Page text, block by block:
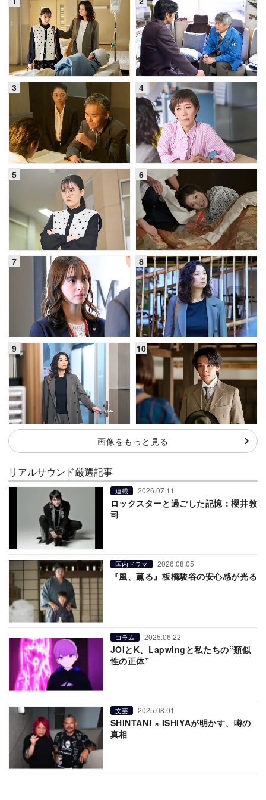
画像をもっと見る
リアルサウンド厳選記事
連載 2026.07.11
ロックスターと過ごした記憶：櫻井敦
司
国内ドラマ 2026.08.05
『風、薫る』板橋駿谷の安心感が光る
コラム 2025.06.22
JOIとK、Lapwingと私たちの“類似
性の正体”
文芸 2025.08.01
SHINTANI × ISHIYAが明かす、噂の
真相